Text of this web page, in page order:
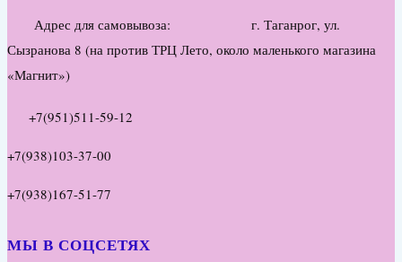
Адрес для самовывоза: г. Таганрог, ул.
Сызранова 8 (на против ТРЦ Лето, около маленького магазина
«Магнит»)
+7(951)511-59-12
+7(938)103-37-00
+7(938)167-51-77
МЫ В СОЦСЕТЯХ